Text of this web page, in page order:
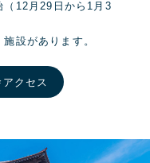
（12月29日から1月3
設があります。
アクセス